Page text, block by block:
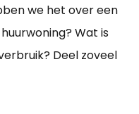
we het over een
Wat is
Deel zoveel